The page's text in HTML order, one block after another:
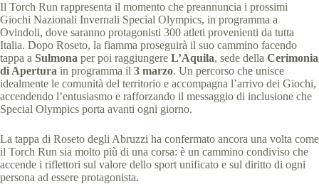
Il Torch Run rappresenta il momento che preannuncia i prossimi
Giochi Nazionali Invernali Special Olympics, in programma a
Ovindoli, dove saranno protagonisti 300 atleti provenienti da tutta
Italia. Dopo Roseto, la fiamma proseguirà il suo cammino facendo
tappa a Sulmona per poi raggiungere L’Aquila, sede della Cerimonia
di Apertura in programma il 3 marzo. Un percorso che unisce
idealmente le comunità del territorio e accompagna l’arrivo dei Giochi,
accendendo l’entusiasmo e rafforzando il messaggio di inclusione che
Special Olympics porta avanti ogni giorno.
La tappa di Roseto degli Abruzzi ha confermato ancora una volta come
il Torch Run sia molto più di una corsa: è un cammino condiviso che
accende i riflettori sul valore dello sport unificato e sul diritto di ogni
persona ad essere protagonista.